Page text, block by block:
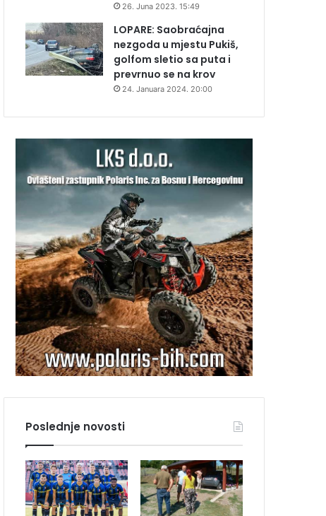
26. Juna 2023. 15:49
LOPARE: Saobraćajna
nezgoda u mjestu Pukiš,
golfom sletio sa puta i
prevrnuo se na krov
24. Januara 2024. 20:00
Poslednje novosti